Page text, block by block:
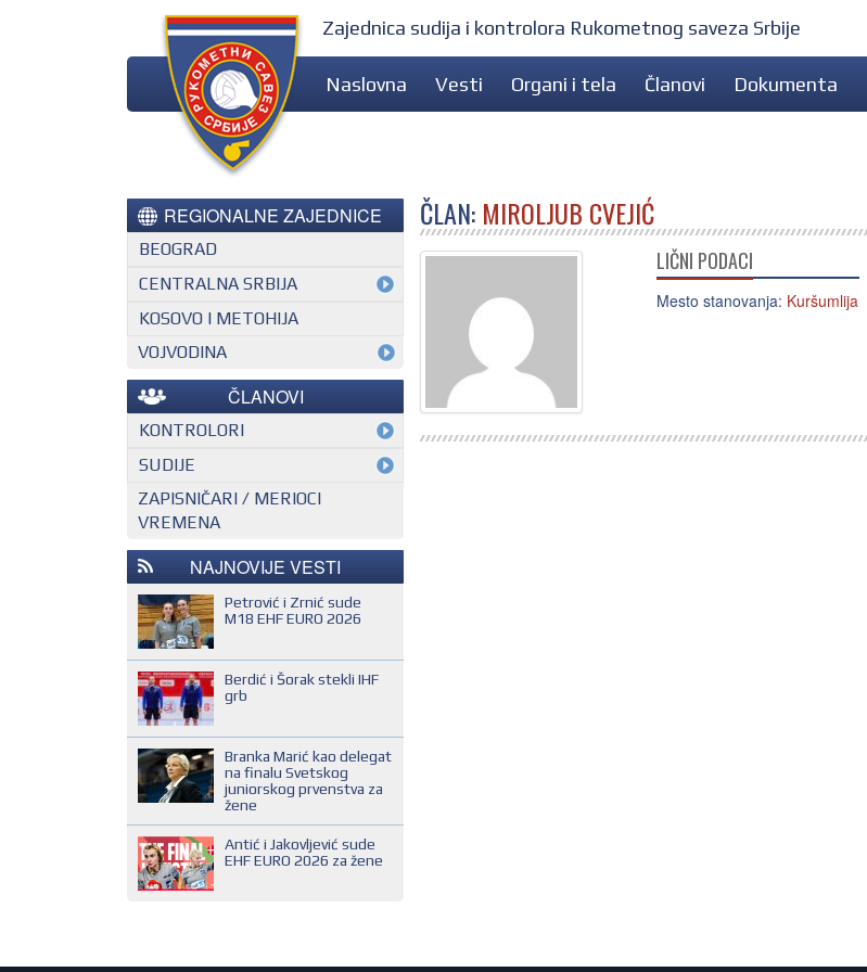
Zajednica sudija i kontrolora Rukometnog saveza Srbije
Naslovna Vesti Organi i tela Članovi Dokumenta
ČLAN: MIROLJUB CVEJIĆ
LIČNI PODACI
Mesto stanovanja: Kuršumlija
REGIONALNE ZAJEDNICE
BEOGRAD
CENTRALNA SRBIJA
KOSOVO I METOHIJA
VOJVODINA
ČLANOVI
KONTROLORI
MEĐUNARODNI KONTROLOR
NACIONALNI KONTROLOR
REGIONALNI KONTROLOR
SUDIJE
EHF SUDIJA
IHF SUDIJA
MLADI EVROPSKI SUDIJA
NACIONALNI SUDIJA
REGIONALNI SUDIJA
SUDIJA DRUGE KATEGORIJE
SUDIJA OMLADINAC
SUDIJA PRVE KATEGORIJE
ZAPISNIČARI / MERIOCI
VREMENA
NAJNOVIJE VESTI
Petrović i Zrnić sude
M18 EHF EURO 2026
Berdić i Šorak stekli IHF
grb
Branka Marić kao delegat
na finalu Svetskog
juniorskog prvenstva za
žene
Antić i Jakovljević sude
EHF EURO 2026 za žene